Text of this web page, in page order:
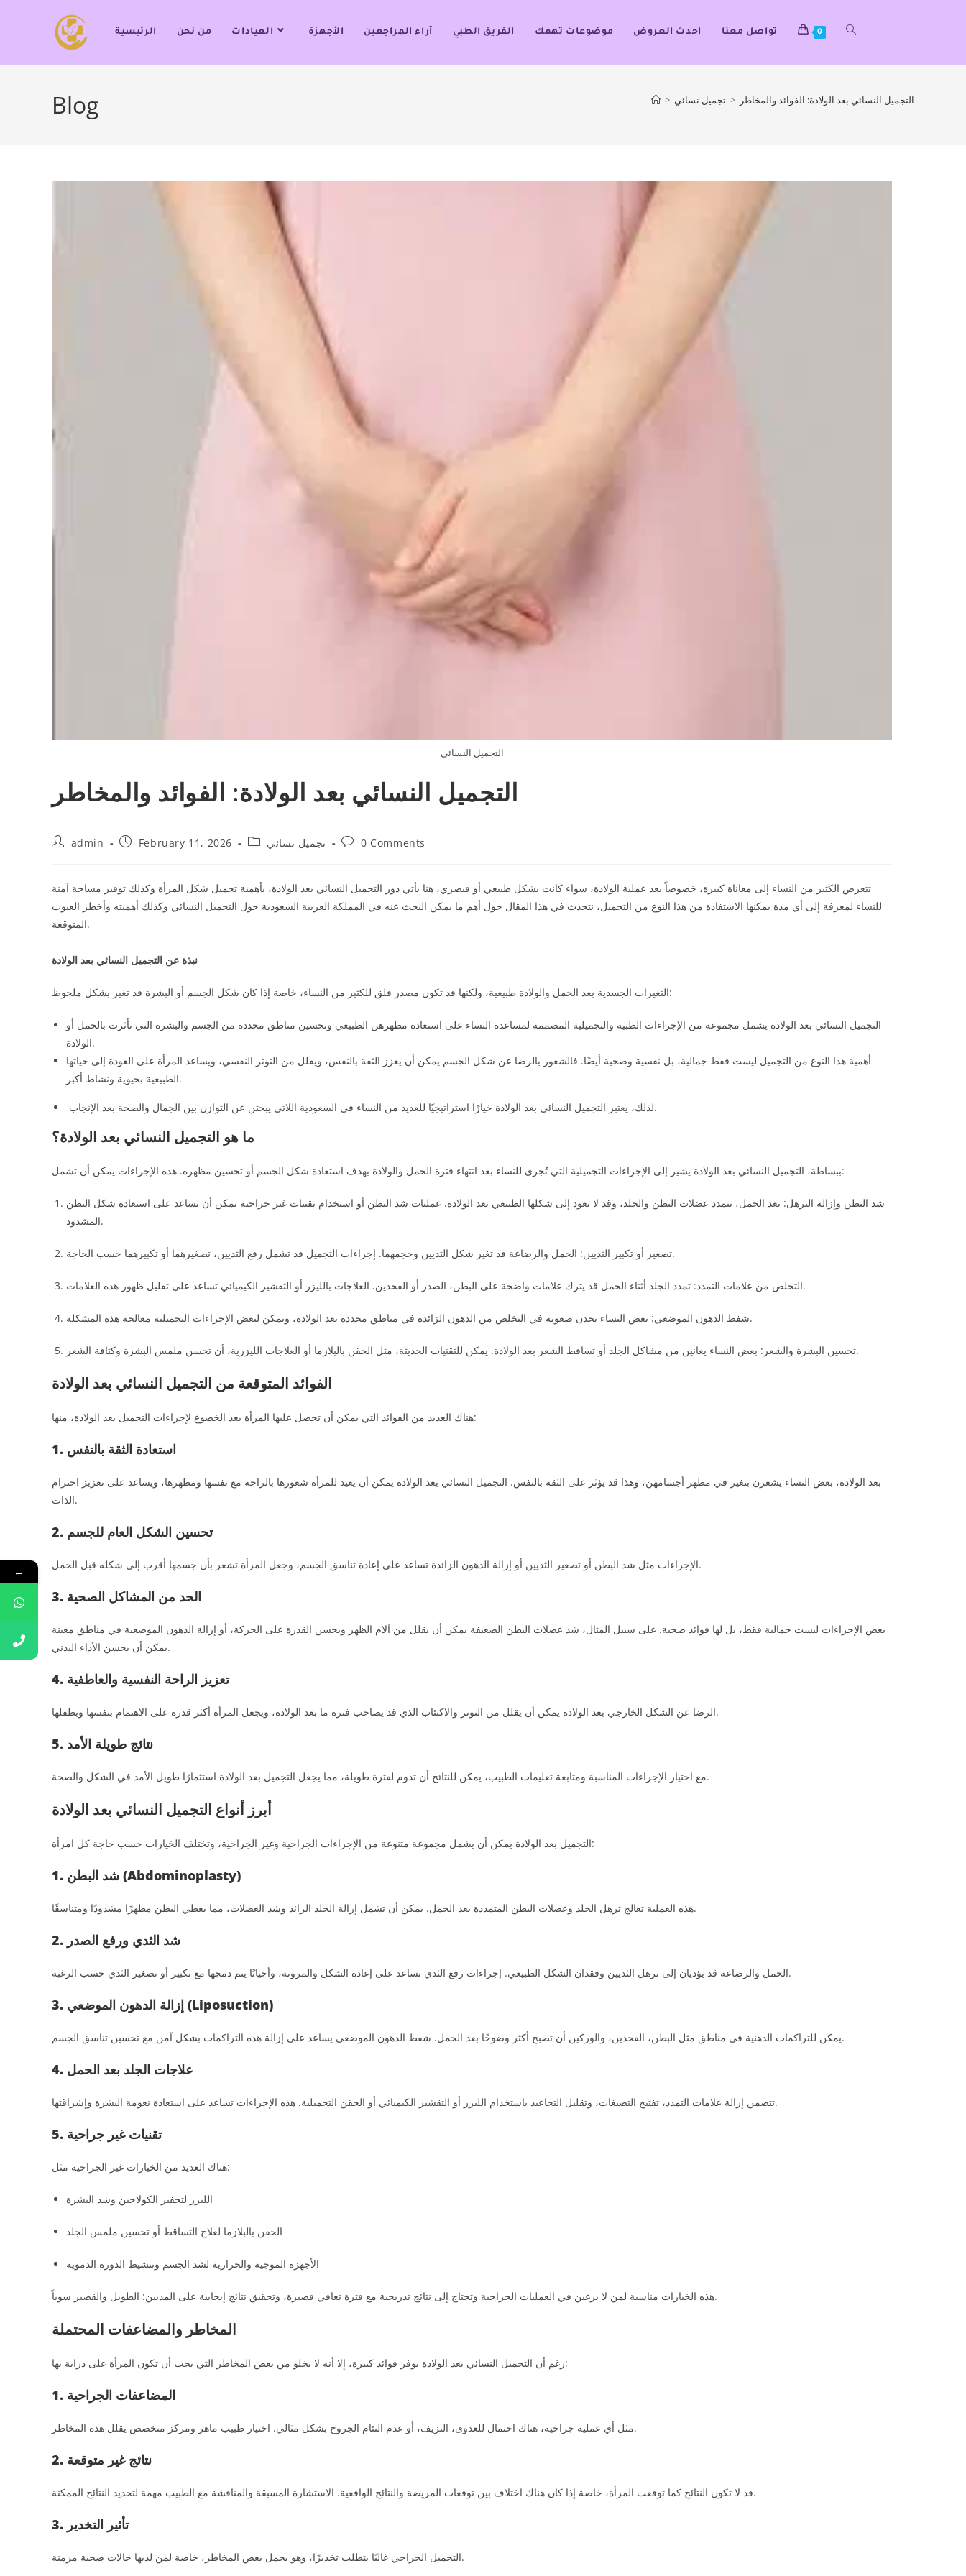
الرئيسية من نحن العيادات الأجهزة آراء المراجعين الفريق الطبي موضوعات تهمك احدث العروض تواصل معنا 0
Blog > تجميل نسائي > التجميل النسائي بعد الولادة: الفوائد والمخاطر
التجميل النسائي
التجميل النسائي بعد الولادة: الفوائد والمخاطر
admin February 11, 2026 تجميل نسائي 0 Comments
تتعرض الكثير من النساء إلى معاناة كبيرة، خصوصاً بعد عملية الولادة، سواء كانت بشكل طبيعي أو قيصري، هنا يأتي دور التجميل النسائي بعد الولادة، بأهمية تجميل شكل المرأة وكذلك توفير مساحة آمنة
للنساء لمعرفة إلى أي مدة يمكنها الاستفادة من هذا النوع من التجميل، نتحدث في هذا المقال حول أهم ما يمكن البحث عنه في المملكة العربية السعودية حول التجميل النسائي وكذلك أهميته وأخطر العيوب
المتوقعة.
نبذة عن التجميل النسائي بعد الولادة
التغيرات الجسدية بعد الحمل والولادة طبيعية، ولكنها قد تكون مصدر قلق للكثير من النساء، خاصة إذا كان شكل الجسم أو البشرة قد تغير بشكل ملحوظ:
التجميل النسائي بعد الولادة يشمل مجموعة من الإجراءات الطبية والتجميلية المصممة لمساعدة النساء على استعادة مظهرهن الطبيعي وتحسين مناطق محددة من الجسم والبشرة التي تأثرت بالحمل أو
الولادة.
أهمية هذا النوع من التجميل ليست فقط جمالية، بل نفسية وصحية أيضًا. فالشعور بالرضا عن شكل الجسم يمكن أن يعزز الثقة بالنفس، ويقلل من التوتر النفسي، ويساعد المرأة على العودة إلى حياتها
الطبيعية بحيوية ونشاط أكبر.
لذلك، يعتبر التجميل النسائي بعد الولادة خيارًا استراتيجيًا للعديد من النساء في السعودية اللاتي يبحثن عن التوازن بين الجمال والصحة بعد الإنجاب.
ما هو التجميل النسائي بعد الولادة؟
ببساطة، التجميل النسائي بعد الولادة يشير إلى الإجراءات التجميلية التي تُجرى للنساء بعد انتهاء فترة الحمل والولادة بهدف استعادة شكل الجسم أو تحسين مظهره. هذه الإجراءات يمكن أن تشمل:
شد البطن وإزالة الترهل: بعد الحمل، تتمدد عضلات البطن والجلد، وقد لا تعود إلى شكلها الطبيعي بعد الولادة. عمليات شد البطن أو استخدام تقنيات غير جراحية يمكن أن تساعد على استعادة شكل البطن
المشدود.
تصغير أو تكبير الثديين: الحمل والرضاعة قد تغير شكل الثديين وحجمهما. إجراءات التجميل قد تشمل رفع الثديين، تصغيرهما أو تكبيرهما حسب الحاجة.
التخلص من علامات التمدد: تمدد الجلد أثناء الحمل قد يترك علامات واضحة على البطن، الصدر أو الفخذين. العلاجات بالليزر أو التقشير الكيميائي تساعد على تقليل ظهور هذه العلامات.
شفط الدهون الموضعي: بعض النساء يجدن صعوبة في التخلص من الدهون الزائدة في مناطق محددة بعد الولادة، ويمكن لبعض الإجراءات التجميلية معالجة هذه المشكلة.
تحسين البشرة والشعر: بعض النساء يعانين من مشاكل الجلد أو تساقط الشعر بعد الولادة. يمكن للتقنيات الحديثة، مثل الحقن بالبلازما أو العلاجات الليزرية، أن تحسن ملمس البشرة وكثافة الشعر.
الفوائد المتوقعة من التجميل النسائي بعد الولادة
هناك العديد من الفوائد التي يمكن أن تحصل عليها المرأة بعد الخضوع لإجراءات التجميل بعد الولادة، منها:
1. استعادة الثقة بالنفس
بعد الولادة، بعض النساء يشعرن بتغير في مظهر أجسامهن، وهذا قد يؤثر على الثقة بالنفس. التجميل النسائي بعد الولادة يمكن أن يعيد للمرأة شعورها بالراحة مع نفسها ومظهرها، ويساعد على تعزيز احترام
الذات.
2. تحسين الشكل العام للجسم
الإجراءات مثل شد البطن أو تصغير الثديين أو إزالة الدهون الزائدة تساعد على إعادة تناسق الجسم، وجعل المرأة تشعر بأن جسمها أقرب إلى شكله قبل الحمل.
3. الحد من المشاكل الصحية
بعض الإجراءات ليست جمالية فقط، بل لها فوائد صحية. على سبيل المثال، شد عضلات البطن الضعيفة يمكن أن يقلل من آلام الظهر ويحسن القدرة على الحركة، أو إزالة الدهون الموضعية في مناطق معينة
يمكن أن يحسن الأداء البدني.
4. تعزيز الراحة النفسية والعاطفية
الرضا عن الشكل الخارجي بعد الولادة يمكن أن يقلل من التوتر والاكتئاب الذي قد يصاحب فترة ما بعد الولادة، ويجعل المرأة أكثر قدرة على الاهتمام بنفسها وبطفلها.
5. نتائج طويلة الأمد
مع اختيار الإجراءات المناسبة ومتابعة تعليمات الطبيب، يمكن للنتائج أن تدوم لفترة طويلة، مما يجعل التجميل بعد الولادة استثمارًا طويل الأمد في الشكل والصحة.
أبرز أنواع التجميل النسائي بعد الولادة
التجميل بعد الولادة يمكن أن يشمل مجموعة متنوعة من الإجراءات الجراحية وغير الجراحية، وتختلف الخيارات حسب حاجة كل امرأة:
1. شد البطن (Abdominoplasty)
هذه العملية تعالج ترهل الجلد وعضلات البطن المتمددة بعد الحمل. يمكن أن تشمل إزالة الجلد الزائد وشد العضلات، مما يعطي البطن مظهرًا مشدودًا ومتناسقًا.
2. شد الثدي ورفع الصدر
الحمل والرضاعة قد يؤديان إلى ترهل الثديين وفقدان الشكل الطبيعي. إجراءات رفع الثدي تساعد على إعادة الشكل والمرونة، وأحيانًا يتم دمجها مع تكبير أو تصغير الثدي حسب الرغبة.
3. إزالة الدهون الموضعي (Liposuction)
يمكن للتراكمات الدهنية في مناطق مثل البطن، الفخذين، والوركين أن تصبح أكثر وضوحًا بعد الحمل. شفط الدهون الموضعي يساعد على إزالة هذه التراكمات بشكل آمن مع تحسين تناسق الجسم.
4. علاجات الجلد بعد الحمل
تتضمن إزالة علامات التمدد، تفتيح التصبغات، وتقليل التجاعيد باستخدام الليزر أو التقشير الكيميائي أو الحقن التجميلية. هذه الإجراءات تساعد على استعادة نعومة البشرة وإشراقتها.
5. تقنيات غير جراحية
هناك العديد من الخيارات غير الجراحية مثل:
الليزر لتحفيز الكولاجين وشد البشرة
الحقن بالبلازما لعلاج التساقط أو تحسين ملمس الجلد
الأجهزة الموجية والحرارية لشد الجسم وتنشيط الدورة الدموية
هذه الخيارات مناسبة لمن لا يرغبن في العمليات الجراحية وتحتاج إلى نتائج تدريجية مع فترة تعافي قصيرة، وتحقيق نتائج إيجابية على المديين: الطويل والقصير سوياً.
المخاطر والمضاعفات المحتملة
رغم أن التجميل النسائي بعد الولادة يوفر فوائد كبيرة، إلا أنه لا يخلو من بعض المخاطر التي يجب أن تكون المرأة على دراية بها:
1. المضاعفات الجراحية
مثل أي عملية جراحية، هناك احتمال للعدوى، النزيف، أو عدم التئام الجروح بشكل مثالي. اختيار طبيب ماهر ومركز متخصص يقلل هذه المخاطر.
2. نتائج غير متوقعة
قد لا تكون النتائج كما توقعت المرأة، خاصة إذا كان هناك اختلاف بين توقعات المريضة والنتائج الواقعية. الاستشارة المسبقة والمناقشة مع الطبيب مهمة لتحديد النتائج الممكنة.
3. تأثير التخدير
التجميل الجراحي غالبًا يتطلب تخديرًا، وهو يحمل بعض المخاطر، خاصة لمن لديها حالات صحية مزمنة.
←